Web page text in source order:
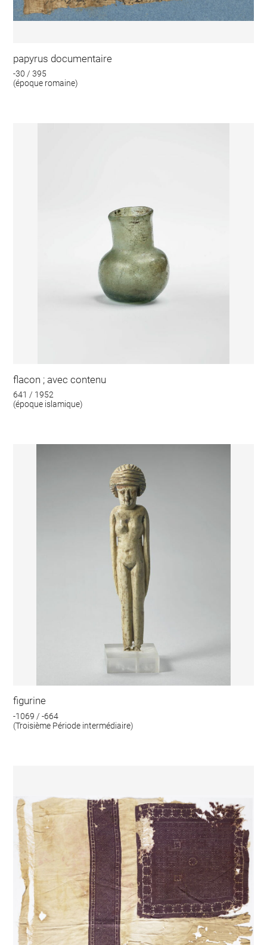
papyrus documentaire
-30 / 395
(époque romaine)
flacon ; avec contenu
641 / 1952
(époque islamique)
figurine
-1069 / -664
(Troisième Période intermédiaire)